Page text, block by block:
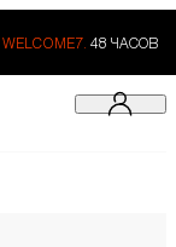
WELCOME7. 48 ЧАСОВ